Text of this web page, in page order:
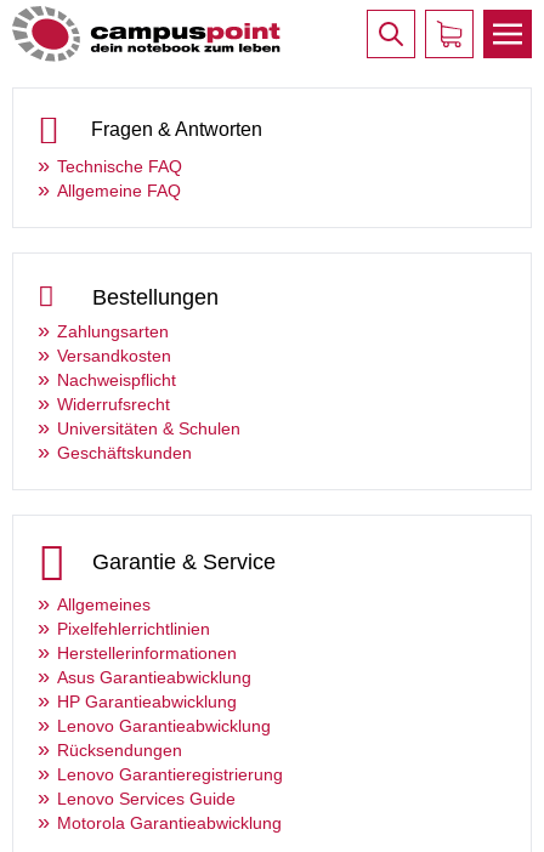
Fragen & Antworten
Technische FAQ
Allgemeine FAQ
Bestellungen
Zahlungsarten
Versandkosten
Nachweispflicht
Widerrufsrecht
Universitäten & Schulen
Geschäftskunden
Garantie & Service
Allgemeines
Pixelfehlerrichtlinien
Herstellerinformationen
Asus Garantieabwicklung
HP Garantieabwicklung
Lenovo Garantieabwicklung
Rücksendungen
Lenovo Garantieregistrierung
Lenovo Services Guide
Motorola Garantieabwicklung